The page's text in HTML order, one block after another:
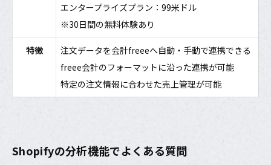
エンタープライズプラン：99米ドル
※30日間の無料体験あり
特徴
注文データを会計freeeへ自動・手動で連携できる
freee会計のフォーマットに沿った連携が可能
特定の注文情報に合わせた売上管理が可能
Shopifyの分析機能でよくある質問